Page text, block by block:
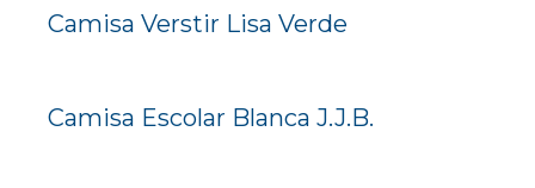
Camisa Verstir Lisa Verde
Camisa Escolar Blanca J.J.B.